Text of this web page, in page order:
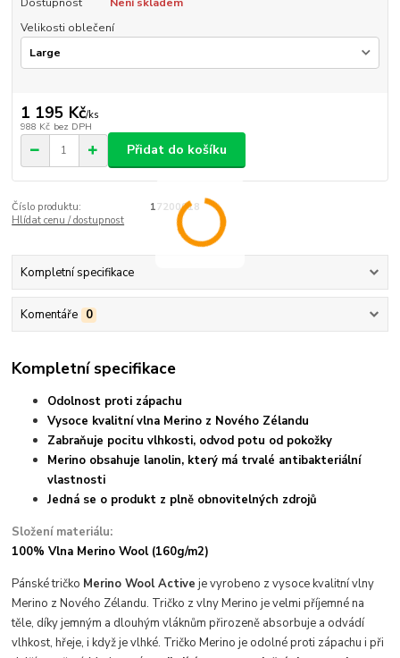
Velikosti oblečení
1 195 Kč/ks
988 Kč bez DPH
Přidat do košíku
Číslo produktu:
17200018
Hlídat cenu / dostupnost
Kompletní specifikace
Komentáře 0
Kompletní specifikace
Odolnost proti zápachu
Vysoce kvalitní vlna Merino z Nového Zélandu
Zabraňuje pocitu vlhkosti, odvod potu od pokožky
Merino obsahuje lanolin, který má trvalé antibakteriální
vlastnosti
Jedná se o produkt z plně obnovitelných zdrojů
Složení materiálu:
100% Vlna Merino Wool (160g/m2)
Pánské tričko Merino Wool Active je vyrobeno z vysoce kvalitní vlny
Merino z Nového Zélandu. Tričko z vlny Merino je velmi příjemné na
těle, díky jemným a dlouhým vláknům přirozeně absorbuje a odvádí
vlhkost, hřeje, i když je vlhké. Tričko Merino je odolné proti zápachu i při